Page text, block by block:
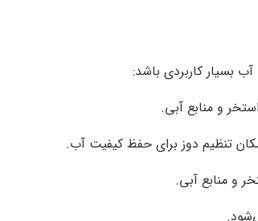
بسیار کاربردی باشد:
و منابع آبی.
تنظیم دوز برای حفظ کیفیت آب.
و منابع آبی.